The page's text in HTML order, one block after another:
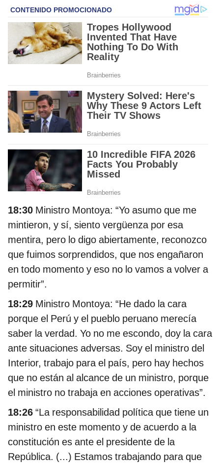
18:30 Ministro Montoya: “Yo asumo que me
mintieron, y sí, siento vergüenza por esa
mentira, pero lo digo abiertamente, reconozco
que fuimos sorprendidos, que nos engañaron
en todo momento y eso no lo vamos a volver a
permitir”.
18:29 Ministro Montoya: “He dado la cara
porque el Perú y el pueblo peruano merecía
saber la verdad. Yo no me escondo, doy la cara
ante situaciones adversas. Soy el ministro del
Interior, trabajo para el país, pero hay hechos
que no están al alcance de un ministro, porque
el ministro no trabaja en acciones operativas”.
18:26 “La responsabilidad política que tiene un
ministro en este momento y de acuerdo a la
constitución es ante el presidente de la
República. (...) Estamos trabajando para que